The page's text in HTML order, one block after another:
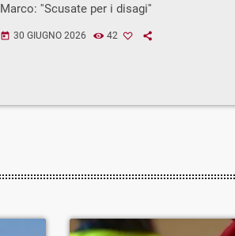
Marco: ''Scusate per i disagi''
today 30 GIUGNO 2026 42